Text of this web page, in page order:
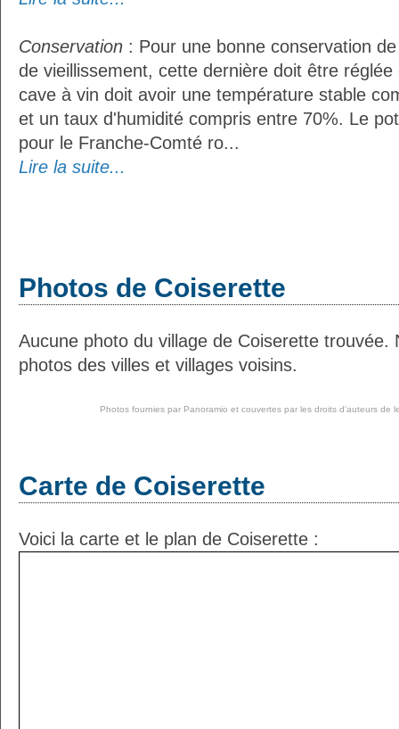
Conservation : Pour une bonne conservation
de vieillissement, cette dernière doit être réglée
cave à vin doit avoir une température stable
et un taux d'humidité compris entre 70%. Le
pour le Franche-Comté ro...
Lire la suite...
Photos de Coiserette
Aucune photo du village de Coiserette trouvée.
photos des villes et villages voisins.
Photos fournies par Panoramio et couvertes par les droits d'auteurs de
Carte de Coiserette
Voici la carte et le plan de Coiserette :